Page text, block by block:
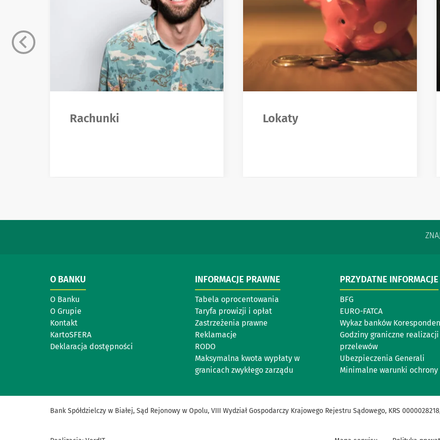
Rachunki Lokaty
O BANKU
O Banku
O Grupie
Kontakt
KartoSFERA
Deklaracja dostępności
INFORMACJE PRAWNE
Tabela oprocentowania
Taryfa prowizji i opłat
Zastrzeżenia prawne
Reklamacje
RODO
Maksymalna kwota wypłaty w
granicach zwykłego zarządu
PRZYDATNE INFORMACJE
BFG
EURO-FATCA
Wykaz banków
Godziny graniczne realizacji
przelewów
Ubezpieczenia Generali
Minimalne warunki ochrony
Bank Spółdzielczy w Białej, Sąd Rejonowy w Opolu, VIII Wydział Gospodarczy Krajowego Rejestru Sądowego, KRS